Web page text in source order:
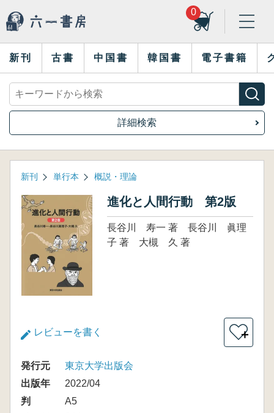
0
新刊 古書 中国書 韓国書 電子書籍
詳細検索
新刊 単行本 概説・理論
進化と人間行動 第2版
長谷川 寿一 著 長谷川 眞理
子 著 大槻 久 著
レビューを書く ＋
発行元
東京大学出版会
出版年
2022/04
判
A5